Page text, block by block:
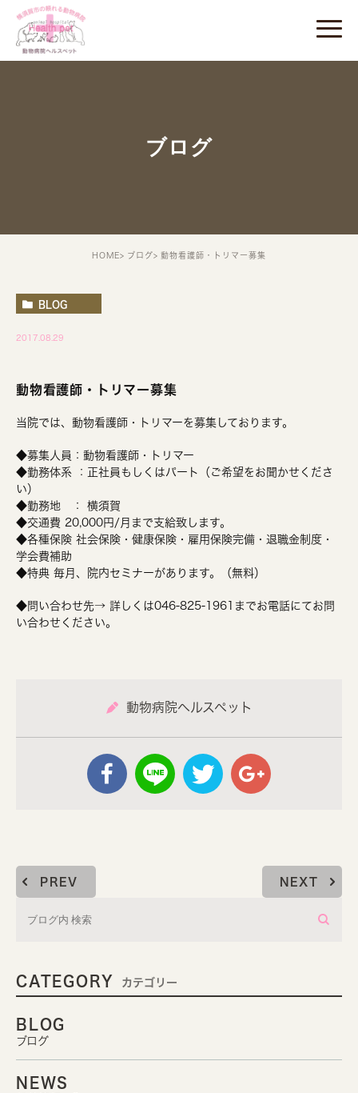
ブログ
HOME ブログ 動物看護師・トリマー募集
BLOG
2017.08.29
動物看護師・トリマー募集
当院では、動物看護師・トリマーを募集しております。
◆募集人員：動物看護師・トリマー
◆勤務体系 ：正社員もしくはパート（ご希望をお聞かせくださ
い）
◆勤務地 ： 横須賀
◆交通費 20,000円/月まで支給致します。
◆各種保険 社会保険・健康保険・雇用保険完備・退職金制度・
学会費補助
◆特典 毎月、院内セミナーがあります。（無料）
◆問い合わせ先→ 詳しくは046-825-1961までお電話にてお問
い合わせください。
動物病院ヘルスペット
PREV NEXT
CATEGORY カテゴリー
BLOG
ブログ
NEWS